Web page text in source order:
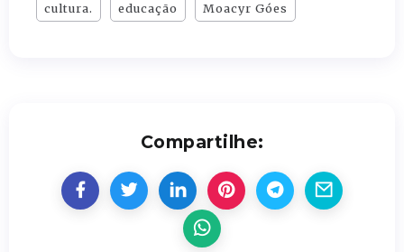
cultura. educação Moacyr Góes
Compartilhe: